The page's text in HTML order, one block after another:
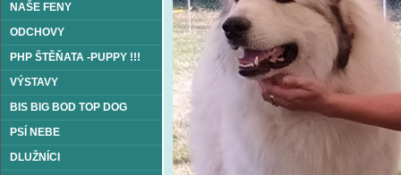
NAŠE FENY
ODCHOVY
PHP ŠTĚŇATA -PUPPY !!!
VÝSTAVY
BIS BIG BOD TOP DOG
PSÍ NEBE
DLUŽNÍCI